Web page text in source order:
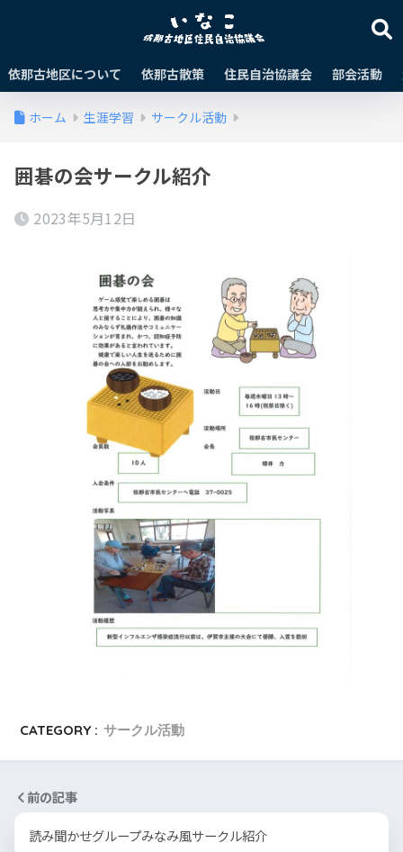
依那古地区について 依那古散策 住民自治協議会 部会活動
ホーム 生涯学習 サークル活動
囲碁の会サークル紹介
2023年5月12日
CATEGORY : サークル活動
前の記事
読み聞かせグループみなみ風サークル紹介